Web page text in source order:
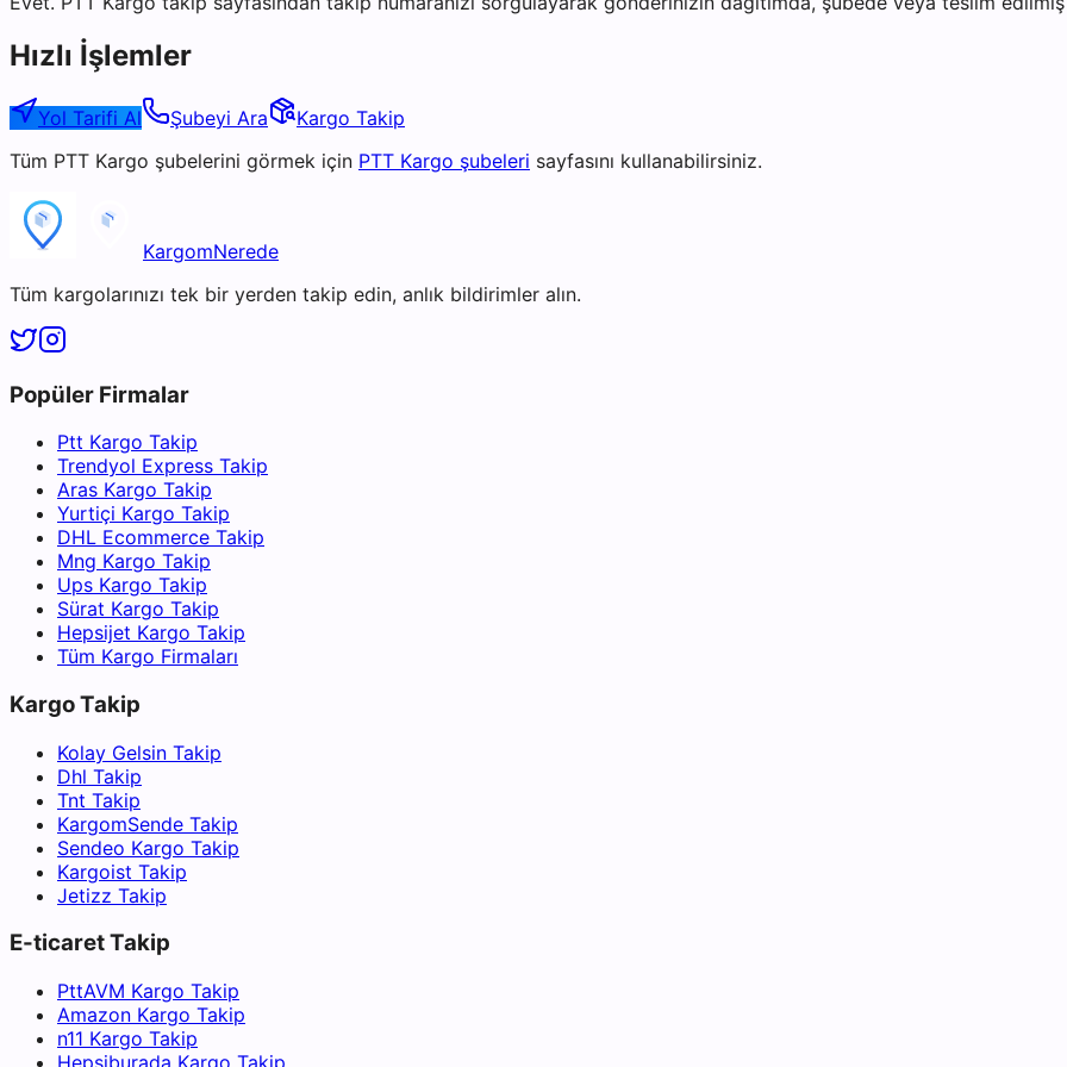
Hızlı İşlemler
Yol Tarifi Al Şubeyi Ara
Kargo Takip
Tüm PTT Kargo şubelerini görmek için PTT Kargo şubeleri sayfasını kullanabilirsiniz.
KargomNerede
Tüm kargolarınızı tek bir yerden takip edin, anlık bildirimler alın.
Popüler Firmalar
Ptt Kargo Takip
Trendyol Express Takip
Aras Kargo Takip
Yurtiçi Kargo Takip
DHL Ecommerce Takip
Mng Kargo Takip
Ups Kargo Takip
Sürat Kargo Takip
Hepsijet Kargo Takip
Tüm Kargo Firmaları
Kargo Takip
Kolay Gelsin Takip
Dhl Takip
Tnt Takip
KargomSende Takip
Sendeo Kargo Takip
Kargoist Takip
Jetizz Takip
E-ticaret Takip
PttAVM Kargo Takip
Amazon Kargo Takip
n11 Kargo Takip